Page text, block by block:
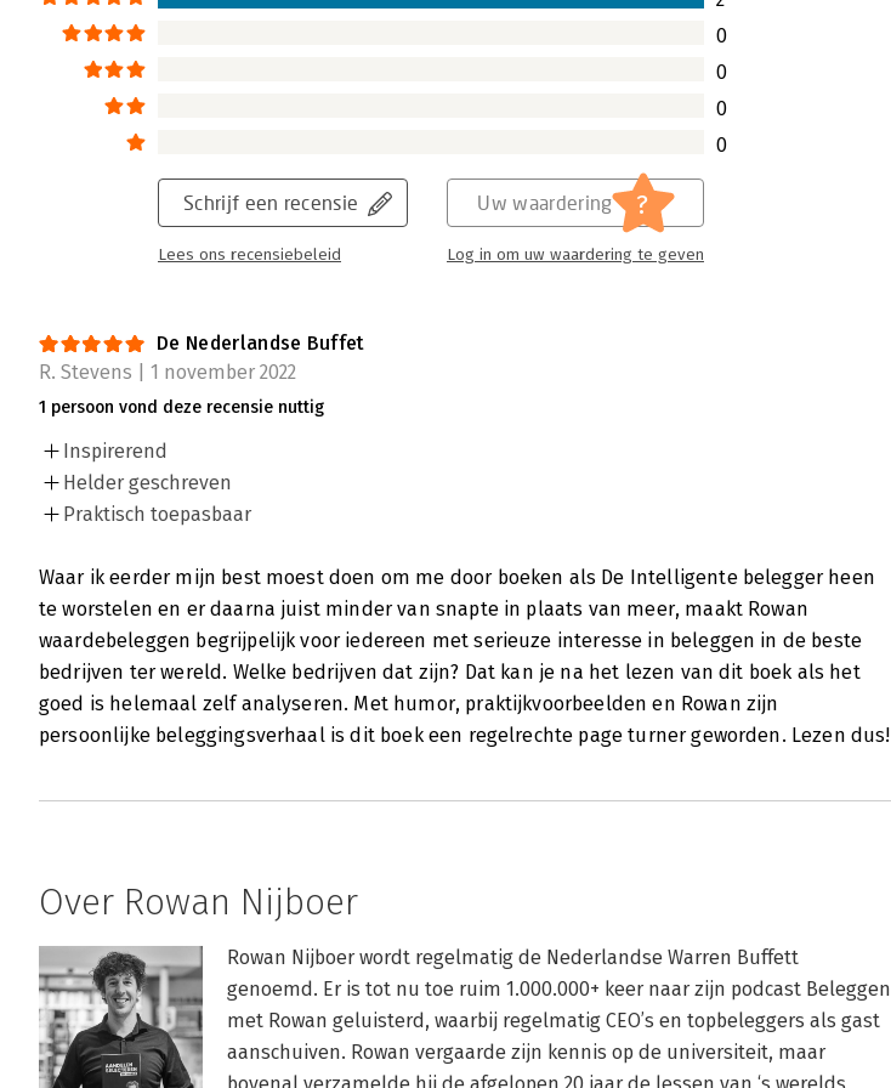
0
0
0
0
Schrijf een recensie
Lees ons recensiebeleid
Uw waardering ?
Log in om uw waardering te geven
De Nederlandse Buffet
R. Stevens | 1 november 2022
1 persoon vond deze recensie nuttig
Inspirerend
Helder geschreven
Praktisch toepasbaar
Waar ik eerder mijn best moest doen om me door boeken als De Intelligente belegger heen
te worstelen en er daarna juist minder van snapte in plaats van meer, maakt Rowan
waardebeleggen begrijpelijk voor iedereen met serieuze interesse in beleggen in de beste
bedrijven ter wereld. Welke bedrijven dat zijn? Dat kan je na het lezen van dit boek als het
goed is helemaal zelf analyseren. Met humor, praktijkvoorbeelden en Rowan zijn
persoonlijke beleggingsverhaal is dit boek een regelrechte page turner geworden. Lezen dus!
Over Rowan Nijboer
Rowan Nijboer wordt regelmatig de Nederlandse Warren Buffett
genoemd. Er is tot nu toe ruim 1.000.000+ keer naar zijn podcast Beleggen
met Rowan geluisterd, waarbij regelmatig CEO’s en topbeleggers als gast
aanschuiven. Rowan vergaarde zijn kennis op de universiteit, maar